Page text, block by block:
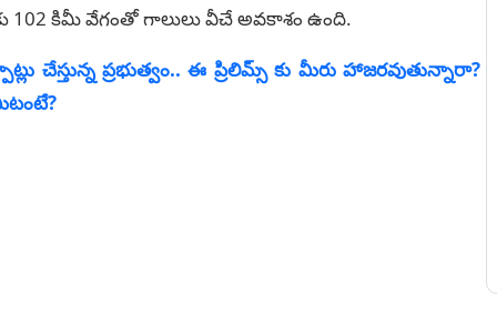
102 కిమీ వేగంతో గాలులు వీచే అవకాశం ఉంది.
చేస్తున్న ప్రభుత్వం.. ఈ ప్రిలిమ్స్ కు మీరు హాజరవుతున్నారా?